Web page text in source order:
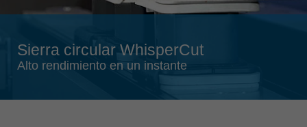
Slovenija
Suomi
Sierra circular WhisperCut
Alto rendimiento en un instante